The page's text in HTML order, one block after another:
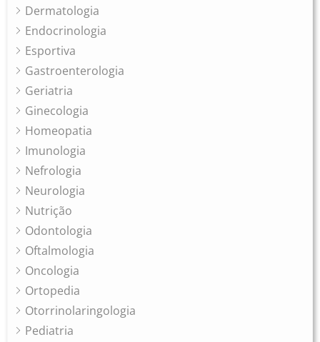
Dermatologia
Endocrinologia
Esportiva
Gastroenterologia
Geriatria
Ginecologia
Homeopatia
Imunologia
Nefrologia
Neurologia
Nutrição
Odontologia
Oftalmologia
Oncologia
Ortopedia
Otorrinolaringologia
Pediatria